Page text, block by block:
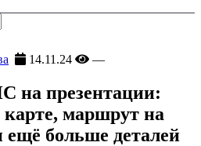
14.11.24 —
на презентации:
маршрут на
ещё больше деталей